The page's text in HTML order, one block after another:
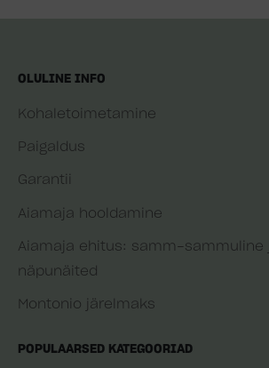
OLULINE INFO
Kohaletoimetamine
Paigaldus
Garantii
Aiamaja hooldamine
Aiamaja ehitus: samm-sammuline
näpunäited
Montonio järelmaks
POPULAARSED KATEGOORIAD